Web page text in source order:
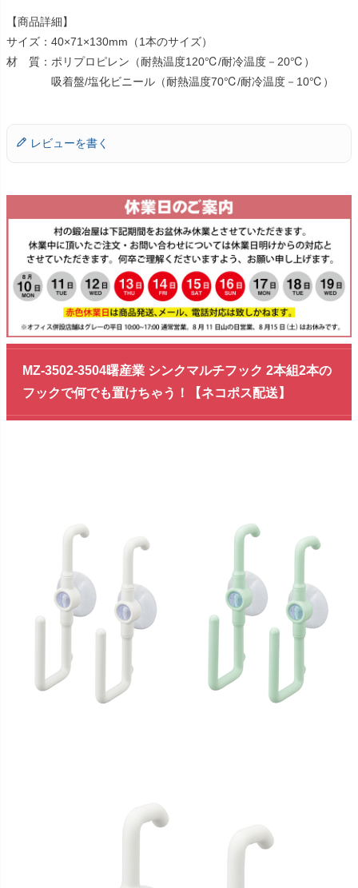
【商品詳細】
サイズ：40×71×130mm（1本のサイズ）
材 質：ポリプロピレン（耐熱温度120℃/耐冷温度－20℃）
吸着盤/塩化ビニール（耐熱温度70℃/耐冷温度－10℃）
レビューを書く
MZ-3502-3504曙産業 シンクマルチフック 2本組2本の
フックで何でも置けちゃう！【ネコポス配送】